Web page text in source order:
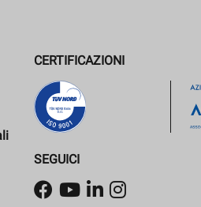
CERTIFICAZIONI
SEGUICI